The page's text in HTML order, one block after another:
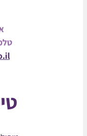
אנאמה
טלפון –